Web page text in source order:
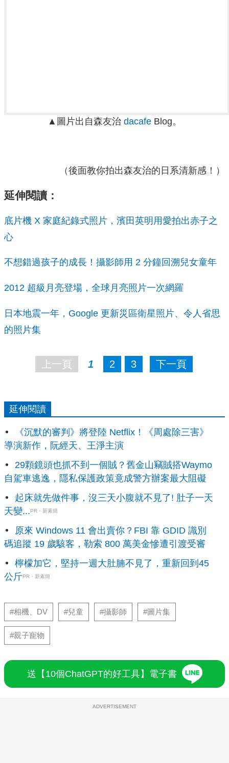
▲圖片出自森友治 dacafe Blog。
（後面教你拍出森友治的日系清新感！）
延伸閱讀：
底片機 X 家庭紀錄式照片，濱田英明用愛拍出赤子之
心
不想錯過孩子的成長！攝影師用 2 分鐘回溯兒女童年
2012 超級月亮登場，全球月亮照片一次網羅
日本地震一年，Google 更新災區衛星照片、令人省思
的照片集
上一頁 1 2 3 下一頁
延伸閱讀
《沉默的審判》將登陸 Netflix！《周處除三害》
導演新作，阮經天、王淨主演
29顆鏡頭也抓不到一個賊？舊金山竊賊搭Waymo
自駕車逃逸，隱私保護政策竟成警方辦案最大阻礙
起床就先做件事，沒三天小腹就不見了! 肚子一天
天變...PR・新素簡
原來 Windows 11 會出賣你？FBI 靠 GDID 識別
碼追蹤 19 歲駭客，勒索 800 萬美金慘遭引渡受審
檸檬加它，堅持一週大肚腩不見了，重新回到45
公斤PR・新素簡
#相機、DV #兒童 #攝影師 #圖片集
#親子寵物
送【10個ChatGPT的好工具】電子書
ADVERTISEMENT